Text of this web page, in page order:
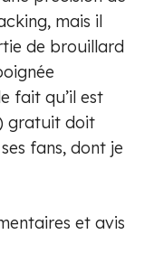
mais il
de brouillard
fait qu’il est
gratuit doit
fans, dont je
et avis